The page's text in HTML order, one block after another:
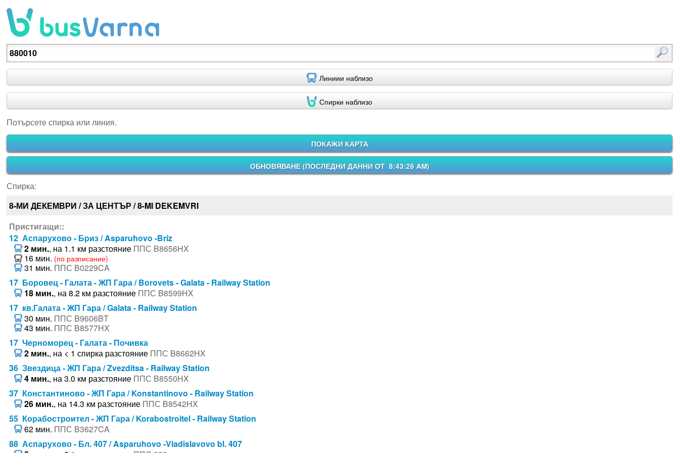
Потърсете спирка или линия.
Линиии наблизо
Спирки наблизо
Потърсете спирка или линия.
ПОКАЖИ КАРТА
ОБНОВЯВАНЕ (ПОСЛЕДНИ ДАННИ ОТ 8:43:26 AM)
Спирка:
8-МИ ДЕКЕМВРИ / ЗА ЦЕНТЪР / 8-MI DEKEMVRI
Пристигащи::
12 Аспарухово - Бриз / Asparuhovo -Briz
2 мин., на 1.1 км разстояние ППС B8656HX
16 мин. (по разписание)
31 мин. ППС B0229CA
17 Боровец - Галата - ЖП Гара / Borovets - Galata - Railway Station
18 мин., на 8.2 км разстояние ППС B8599HX
17 кв.Галата - ЖП Гара / Galata - Railway Station
30 мин. ППС B9606BT
43 мин. ППС B8577HX
17 Черноморец - Галата - Почивка
2 мин., на < 1 спирка разстояние ППС B8662HX
36 Звездица - ЖП Гара / Zvezditsa - Railway Station
4 мин., на 3.0 км разстояние ППС B8550HX
37 Константиново - ЖП Гара / Konstantinovo - Railway Station
26 мин., на 14.3 км разстояние ППС B8542HX
55 Корабостроител - ЖП Гара / Korabostroitel - Railway Station
62 мин. ППС B3627CA
88 Аспарухово - Бл. 407 / Asparuhovo -Vladislavovo bl. 407